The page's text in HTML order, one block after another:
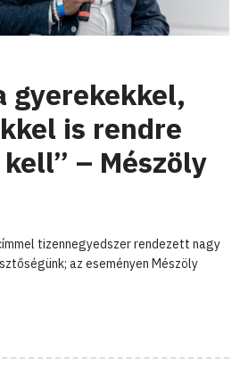
gyerekekkel,
is rendre
– Mészöly
tizennegyedszer rendezett nagy
az eseményen Mészöly